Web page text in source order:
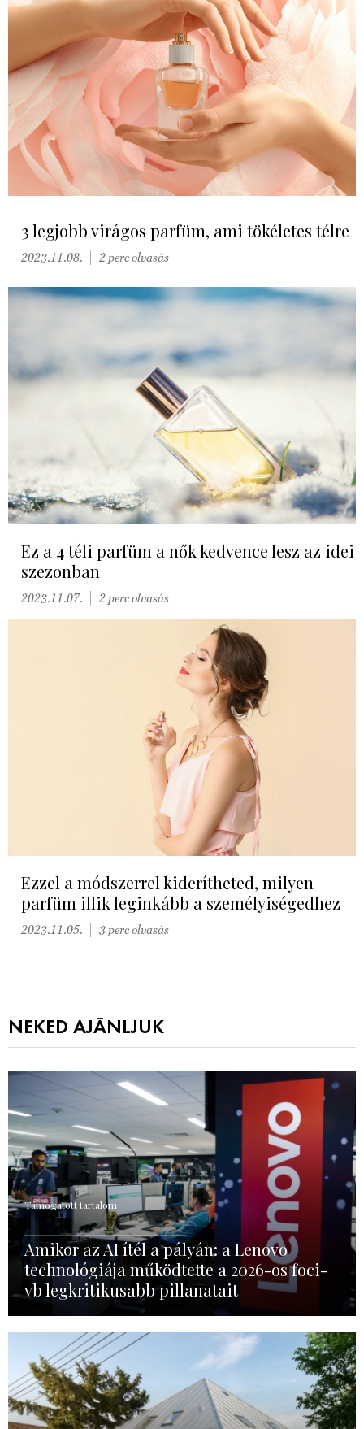
3 legjobb virágos parfüm, ami tökéletes télre
2023.11.08. 2 perc olvasás
Ez a 4 téli parfüm a nők kedvence lesz az idei
szezonban
2023.11.07. 2 perc olvasás
Ezzel a módszerrel kiderítheted, milyen
parfüm illik leginkább a személyiségedhez
2023.11.05. 3 perc olvasás
NEKED AJÁNLJUK
Támogatott tartalom
Amikor az AI ítél a pályán: a Lenovo
technológiája működtette a 2026-os foci-
vb legkritikusabb pillanatait